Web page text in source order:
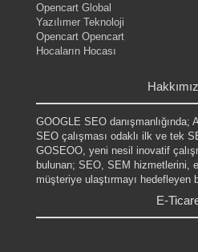
Opencart Global
Yazılımer Teknoloji
Opencart Opencart
Hocaların Hocası
GOOGLE SEO danışmanlığında;
SEO çalışması odaklı ilk ve tek
GOSEOO, yeni nesil inovatif
bulunan; SEO, SEM hizmetlerini,
müşteriye ulaştırmayı hedefleyen
E-